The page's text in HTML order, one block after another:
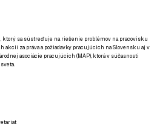
sa sústreďuje na riešenie problémov na pracovisku
akcií za práva a požiadavky pracujúcich na Slovensku aj v
asociácie pracujúcich (MAP), ktorá v súčasnosti